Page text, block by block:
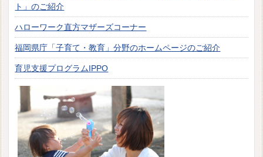
ト」のご紹介
ハローワーク直方マザーズコーナー
福岡県庁「子育て・教育」分野のホームページのご紹介
育児支援プログラムIPPO